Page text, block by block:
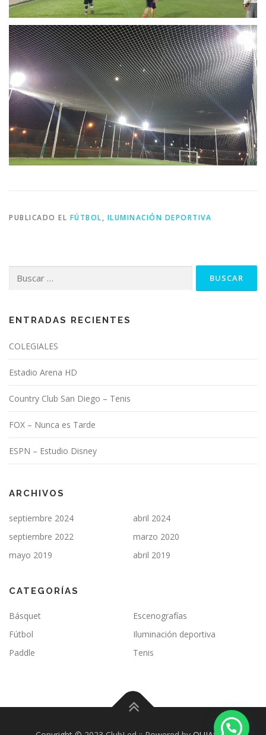
PUBLICADO EL FÚTBOL, ILUMINACIÓN DEPORTIVA
ENTRADAS RECIENTES
COLEGIALES
Estadio Arena HD
Country Club San Diego – Tenis
FOX – Nunca es Tarde
ESPN – Estudio Disney
ARCHIVOS
septiembre 2024
abril 2024
septiembre 2022
marzo 2020
mayo 2019
abril 2019
CATEGORÍAS
Básquet
Escenografías
Fútbol
Iluminación deportiva
Paddle
Tenis